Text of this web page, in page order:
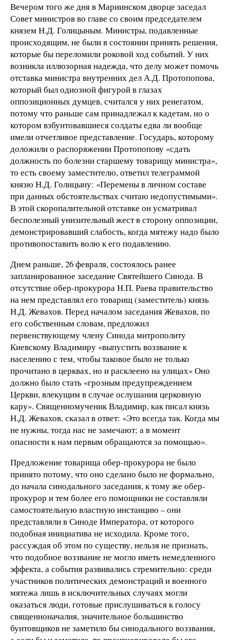
Вечером того же дня в Мариинском дворце заседал
Совет министров во главе со своим председателем
князем Н.Д. Голицыным. Министры, подавленные
происходящим, не были в состоянии принять решения,
которые бы переломили роковой ход событий. У них
возникла иллюзорная надежда, что делу может помочь
отставка министра внутренних дел А.Д. Протопопова,
который был одиозной фигурой в глазах
оппозиционных думцев, считался у них ренегатом,
потому что раньше сам принадлежал к кадетам, но о
котором взбунтовавшиеся солдаты едва ли вообще
имели отчетливое представление. Государь, которому
доложили о распоряжении Протопопову «сдать
должность по болезни старшему товарищу министра»,
то есть своему заместителю, ответил телеграммой
князю Н.Д. Голицыну: «Перемены в личном составе
при данных обстоятельствах считаю недопустимыми».
В этой скоропалительной отставке он усматривал
бесполезный унизительный жест в сторону оппозиции,
демонстрировавший слабость, когда мятежу надо было
противопоставить волю к его подавлению.
Днем раньше, 26 февраля, состоялось ранее
запланированное заседание Святейшего Синода. В
отсутствие обер-прокурора Н.П. Раева правительство
на нем представлял его товарищ (заместитель) князь
Н.Д. Жевахов. Перед началом заседания Жевахов, по
его собственным словам, предложил
первенствующему члену Синода митрополиту
Киевскому Владимиру «выпустить воззвание к
населению с тем, чтобы таковое было не только
прочитано в церквах, но и расклеено на улицах» Оно
должно было стать «грозным предупреждением
Церкви, влекущим в случае ослушания церковную
кару». Священномученик Владимир, как писал князь
Н.Д. Жевахов, сказал в ответ: «Это всегда так. Когда мы
не нужны, тогда нас не замечают; а в момент
опасности к нам первым обращаются за помощью».
Предложение товарища обер-прокурора не было
принято потому, что оно сделано было не формально,
до начала синодального заседания, к тому же обер-
прокурор и тем более его помощники не составляли
самостоятельную властную инстанцию – они
представляли в Синоде Императора, от которого
подобная инициатива не исходила. Кроме того,
рассуждая об этом по существу, нельзя не признать,
что подобное воззвание не могло иметь немедленного
эффекта, а события развивались стремительно: среди
участников политических демонстраций и военного
мятежа лишь в исключительных случаях могли
оказаться люди, готовые прислушиваться к голосу
священноначалия, значительное большинство
бунтовщиков не заметило бы синодального воззвания,